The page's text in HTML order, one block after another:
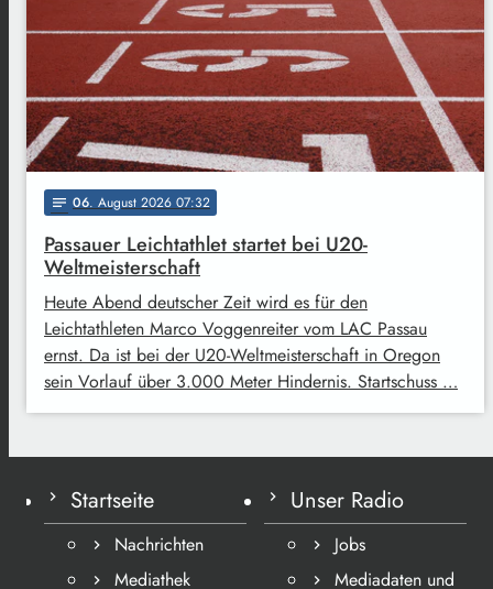
notes 06. August 2026 07:32
Passauer Leichtathlet startet bei U20-
Weltmeisterschaft
Heute Abend deutscher Zeit wird es für den
Leichtathleten Marco Voggenreiter vom LAC Passau
ernst. Da ist bei der U20-Weltmeisterschaft in Oregon
sein Vorlauf über 3.000 Meter Hindernis. Startschuss …
Startseite
Nachrichten
Mediathek
Unser Radio
Jobs
Mediadaten und